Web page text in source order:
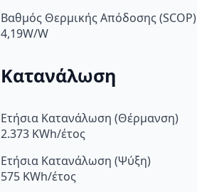
Βαθμός Θερμικής Απόδοσης (SCOP)
4,19W/W
Κατανάλωση
Ετήσια Κατανάλωση (Θέρμανση)
2.373 KWh/έτος
Ετήσια Κατανάλωση (Ψύξη)
575 KWh/έτος